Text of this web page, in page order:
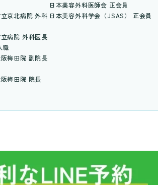
京北病院 外科
病院 外科医長
職
梅田院 副院長
梅田院 院長
日本美容外科医師会 正会員
日本美容外科学会（JSAS） 正会員